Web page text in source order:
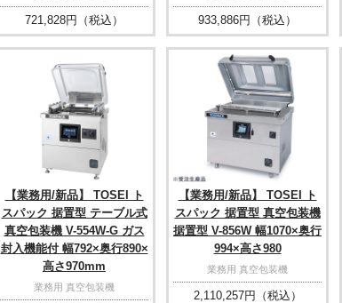
721,828円（税込） 933,886円（税込）
【業務用/新品】 TOSEI ト
スパック 据置型 テーブル式
真空包装機 V-554W-G ガス
封入機能付 幅792×奥行890×
高さ970mm
業務用 真空包装機
【業務用/新品】 TOSEI ト
スパック 据置型 真空包装機
据置型 V-856W 幅1070×奥行
994×高さ980
業務用 真空包装機
2,110,257円（税込）